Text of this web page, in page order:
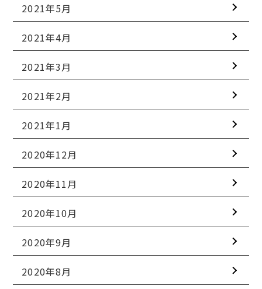
2021年5月
2021年4月
2021年3月
2021年2月
2021年1月
2020年12月
2020年11月
2020年10月
2020年9月
2020年8月